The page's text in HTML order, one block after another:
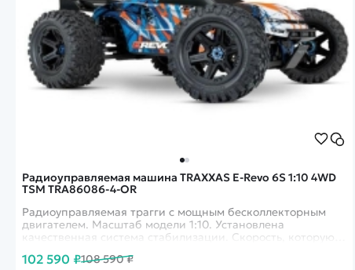
Радиоуправляемая машина TRAXXAS E-Revo 6S 1:10 4WD
TSM TRA86086-4-OR
Радиоуправляемая трагги с мощным бесколлекторным
двигателем. Масштаб модели 1:10. Установлена
качественная система стабилизации. Скорость, которую
трансмиссия. Идеально подходит для бездорожья. Цвет -
102 590 ₽108 590 ₽